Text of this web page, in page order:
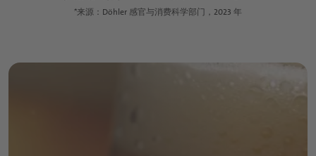
Sensory & Consumer Science Service
*来源：Döhler 感官与消费科学部门，2023 年